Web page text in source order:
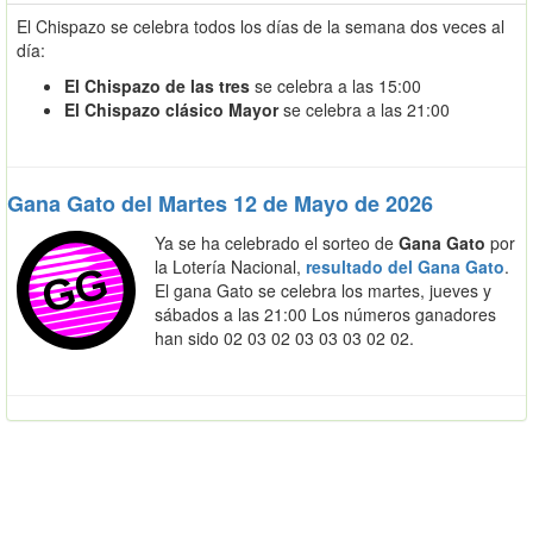
El Chispazo se celebra todos los días de la semana dos veces al
día:
El Chispazo de las tres se celebra a las 15:00
El Chispazo clásico Mayorse celebra a las 21:00
Gana Gato del Martes 12 de Mayo de 2026
Ya se ha celebrado el sorteo de Gana Gato por
la Lotería Nacional, resultado del Gana Gato.
El gana Gato se celebra los martes, jueves y
sábados a las 21:00 Los números ganadores
han sido 02 03 02 03 03 03 02 02.